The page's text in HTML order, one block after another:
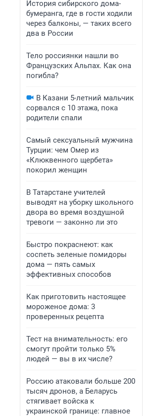
История сибирского дома-
бумеранга, где в гости ходили
через балконы, — таких всего
два в России
Тело россиянки нашли во
Французских Альпах. Как она
погибла?
В Казани 5-летний мальчик
сорвался с 10 этажа, пока
родители спали
Самый сексуальный мужчина
Турции: чем Омер из
«Клюквенного щербета»
покорил женщин
В Татарстане учителей
выводят на уборку школьного
двора во время воздушной
тревоги — законно ли это
Быстро покраснеют: как
соспеть зеленые помидоры
дома — пять самых
эффективных способов
Как приготовить настоящее
мороженое дома: 3
проверенных рецепта
Тест на внимательность: его
смогут пройти только 5%
людей — вы в их числе?
Россию атаковали больше 200
тысяч дронов, а Беларусь
стягивает войска к
украинской границе: главное